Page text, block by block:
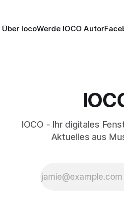
Über IocoWerde IOCO Autor
IOCO - Ihr digitales
Aktuelles aus